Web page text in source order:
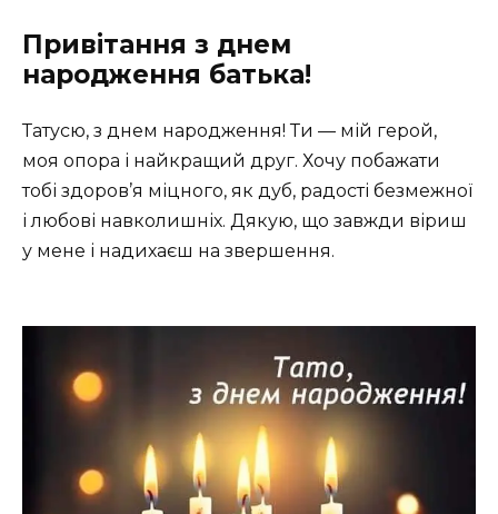
Привітання з днем
народження батька!
Татусю, з днем народження! Ти — мій герой,
моя опора і найкращий друг. Хочу побажати
тобі здоров’я міцного, як дуб, радості безмежної
і любові навколишніх. Дякую, що завжди віриш
у мене і надихаєш на звершення.